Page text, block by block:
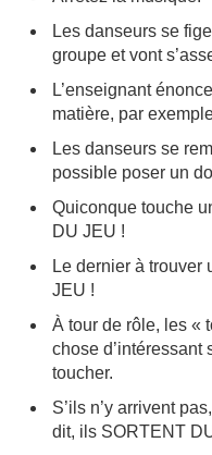
Les danseurs se
groupe et vont
L’enseignant
matière, par
Les danseurs se
possible poser un
Quiconque touche
DU JEU !
Le dernier à trouver
JEU !
À tour de rôle, les «
chose d’intéressant
toucher.
S’ils n’y arrivent
dit, ils SORTENT